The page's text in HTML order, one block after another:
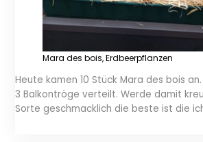
Mara des bois, Erdbeerpflanzen
Heute kamen 10 Stück Mara des bois
3 Balkontröge verteilt. Werde damit
Sorte geschmacklich die beste ist die